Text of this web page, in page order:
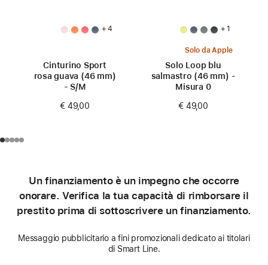
+ 4
Cinturino Sport
rosa guava (46 mm)
- S/M
€ 49,00
+ 1
Solo da Apple
Solo Loop blu
salmastro (46 mm) -
Misura 0
€ 49,00
Un finanziamento è un impegno che occorre
onorare. Verifica la tua capacità di rimborsare il
prestito prima di sottoscrivere un finanziamento.
Messaggio pubblicitario a fini promozionali dedicato ai titolari
di Smart Line.